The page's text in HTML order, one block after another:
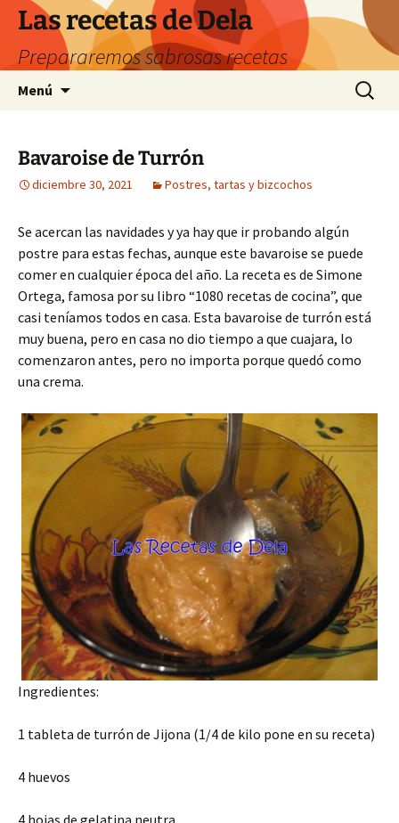
Saltar
contenido
Las recetas de Dela
Prepararemos sabrosas recetas
Menú Buscar:
Bavaroise de Turrón
diciembre 30, 2021 Postres, tartas y bizcochos
Se acercan las navidades y ya hay que ir probando algún
postre para estas fechas, aunque este bavaroise se puede
comer en cualquier época del año. La receta es de Simone
Ortega, famosa por su libro “1080 recetas de cocina”, que
casi teníamos todos en casa. Esta bavaroise de turrón está
muy buena, pero en casa no dio tiempo a que cuajara, lo
comenzaron antes, pero no importa porque quedó como
una crema.
Ingredientes:
1 tableta de turrón de Jijona (1/4 de kilo pone en su receta)
4 huevos
4 hojas de gelatina neutra